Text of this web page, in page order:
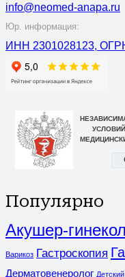
info@neomed-anapa.ru
Юр. информация:
ИНН 2301028123,
Популярно
Акушер-
Варикоз Гастроскопия
Дерматовенеролог